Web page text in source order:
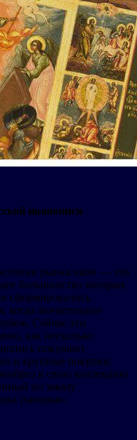
иконописи
рынка икон — это
большинство которых
сформировались
когда значительное
Сейчас эти
как несколько
покупают
и крупные покупки.
в свою коллекцию
по заказу
сыновья».